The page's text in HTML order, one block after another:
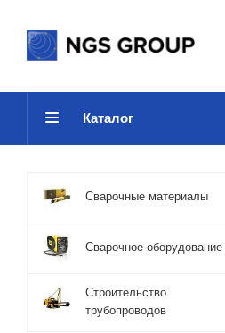
Каталог
Сварочные материалы
Сварочное оборудование
Строительство
трубопроводов